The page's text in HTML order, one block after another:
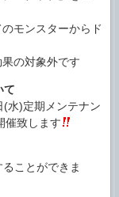
モンスターからド
の対象外です
て
水)定期メンテナン
催致します
ことができま